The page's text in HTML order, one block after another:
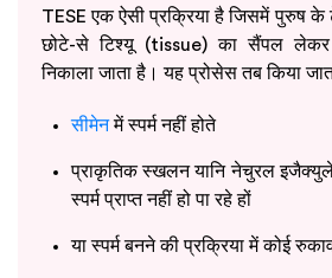
TESE एक ऐसी प्रक्रिया है जिसमें पुरुष के
छोटे-से टिश्यू (tissue) का सैंपल लेकर
निकाला जाता है। यह प्रोसेस तब किया
सीमेनमें स्पर्म नहीं होते
प्राकृतिक स्खलन यानि नेचुरल
स्पर्म प्राप्त नहीं हो पा रहे हों
या स्पर्म बनने की प्रक्रिया में कोई